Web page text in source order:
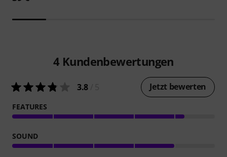
4 Kundenbewertungen
3.8 Jetzt bewerten
FEATURES
SOUND